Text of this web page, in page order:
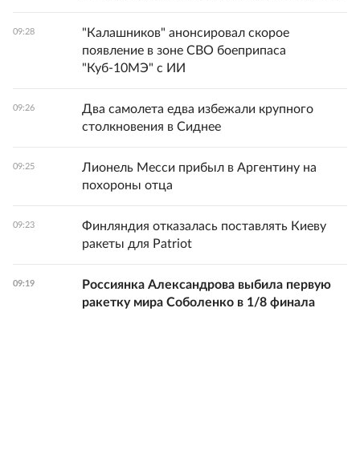
09:28
"Калашников" анонсировал скорое
появление в зоне СВО боеприпаса
"Куб-10МЭ" с ИИ
09:26
Два самолета едва избежали крупного
столкновения в Сиднее
09:25
Лионель Месси прибыл в Аргентину на
похороны отца
09:23
Финляндия отказалась поставлять Киеву
ракеты для Patriot
09:19
Россиянка Александрова выбила первую
ракетку мира Соболенко в 1/8 финала